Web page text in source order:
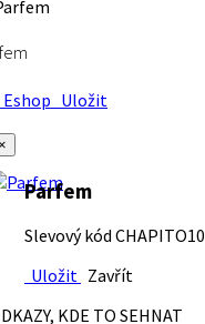
Uložit
Parfem
Slevový kód CHAPITO10
Uložit Zavřít
KDE TO SEHNAT